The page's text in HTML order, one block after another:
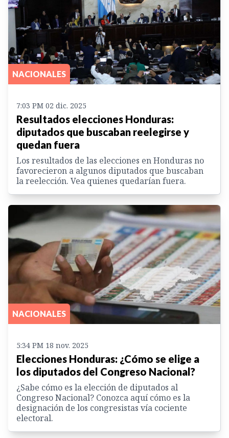
NACIONALES
7:03 PM 02 dic. 2025
Resultados elecciones Honduras:
diputados que buscaban reelegirse y
quedan fuera
Los resultados de las elecciones en Honduras no
favorecieron a algunos diputados que buscaban
la reelección. Vea quienes quedarían fuera.
NACIONALES
5:34 PM 18 nov. 2025
Elecciones Honduras: ¿Cómo se elige a
los diputados del Congreso Nacional?
¿Sabe cómo es la elección de diputados al
Congreso Nacional? Conozca aquí cómo es la
designación de los congresistas vía cociente
electoral.